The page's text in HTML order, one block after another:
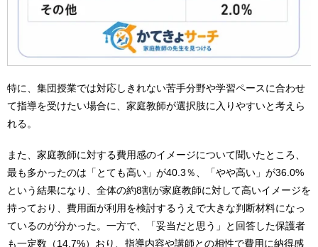
特に、集団授業では対応しきれない苦手分野や学習ペースに合わせ
て指導を受けたい場合に、家庭教師が選択肢に入りやすいと考えら
れる。
また、家庭教師に対する費用感のイメージについて聞いたところ、
最も多かったのは「とても高い」が40.3％、「やや高い」が36.0%
という結果になり、全体の約8割が家庭教師に対して高いイメージを
持っており、費用面が利用を検討するうえで大きな判断材料になっ
ているのが分かった。一方で、「妥当だと思う」と回答した保護者
も一定数（14.7%）おり、指導内容や講師との相性で費用に納得感